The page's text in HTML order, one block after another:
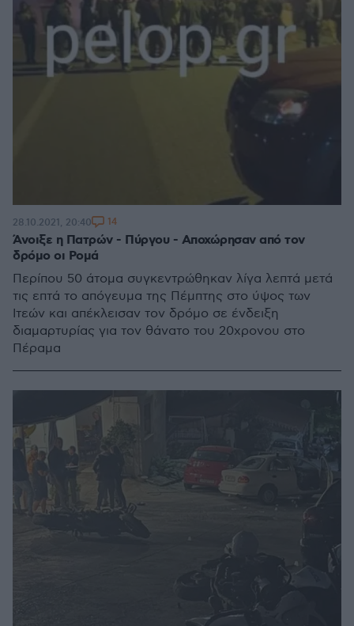
Άνοιξε η Πατρών - Πύργου - Αποχώρησαν από τον
δρόμο οι Ρομά
Περίπου 50 άτομα συγκεντρώθηκαν λίγα λεπτά μετά
τις επτά το απόγευμα της Πέμπτης στο ύψος των
Ιτεών και απέκλεισαν τον δρόμο σε ένδειξη
διαμαρτυρίας για τον θάνατο του 20χρονου στο
Πέραμα
28.10.2021, 20:40 14